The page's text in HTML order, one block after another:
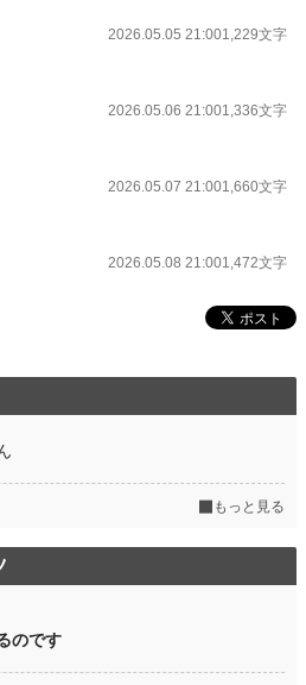
2026.05.05 21:001,229文字
2026.05.06 21:001,336文字
2026.05.07 21:001,660文字
2026.05.08 21:001,472文字
もっと見る
のです